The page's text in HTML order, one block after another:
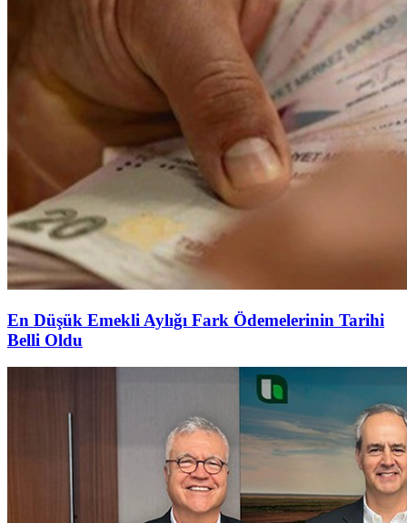
En Düşük Emekli Aylığı Fark Ödemelerinin Tarihi
Belli Oldu